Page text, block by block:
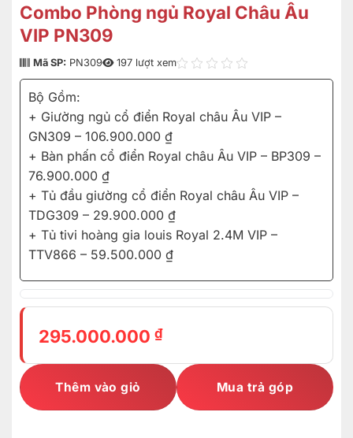
Combo Phòng ngủ Royal Châu Âu
VIP PN309
Mã SP: PN309 197 lượt xem
Bộ Gồm:
+ Giường ngủ cổ điển Royal châu Âu VIP –
GN309 – 106.900.000 ₫
+ Bàn phấn cổ điển Royal châu Âu VIP – BP309 –
76.900.000 ₫
+ Tủ đầu giường cổ điển Royal châu Âu VIP –
TDG309 – 29.900.000 ₫
+ Tủ tivi hoàng gia louis Royal 2.4M VIP –
TTV866 – 59.500.000 ₫
295.000.000 ₫
Thêm vào giỏ Mua trả góp